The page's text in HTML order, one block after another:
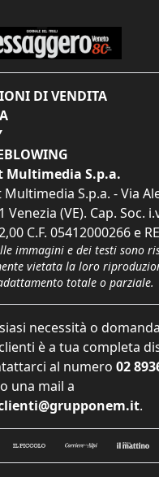
DI VENDITA
Multimedia S.p.a.
Multimedia S.p.a. - Via
Venezia (VE). Cap. Soc.
C.F. 05412000266 e
immagini e dei testi sono
vietata la loro
totale o parziale.
necessità o
è a tua completa
al numero 02
una mail a
.